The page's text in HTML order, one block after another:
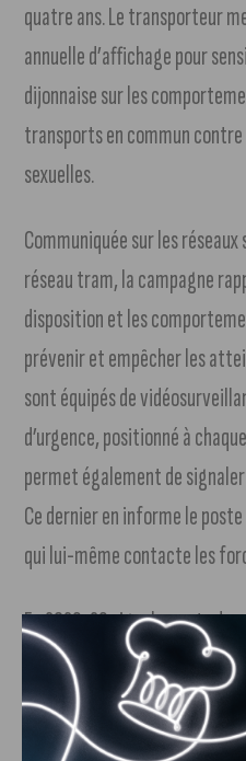
quatre ans. Le transporteur
annuelle d’affichage pour
dijonnaise sur les
transports en commun
sexuelles.
Communiquée sur les
réseau tram, la campagne
disposition et les
prévenir et empêcher les
sont équipés de
d’urgence, positionné à
permet également de
Ce dernier en informe le
qui lui-même contacte les
En 2023, 23 signalements de
chiffre confirme que les
malheureusement encore
ce dispositif est connu et